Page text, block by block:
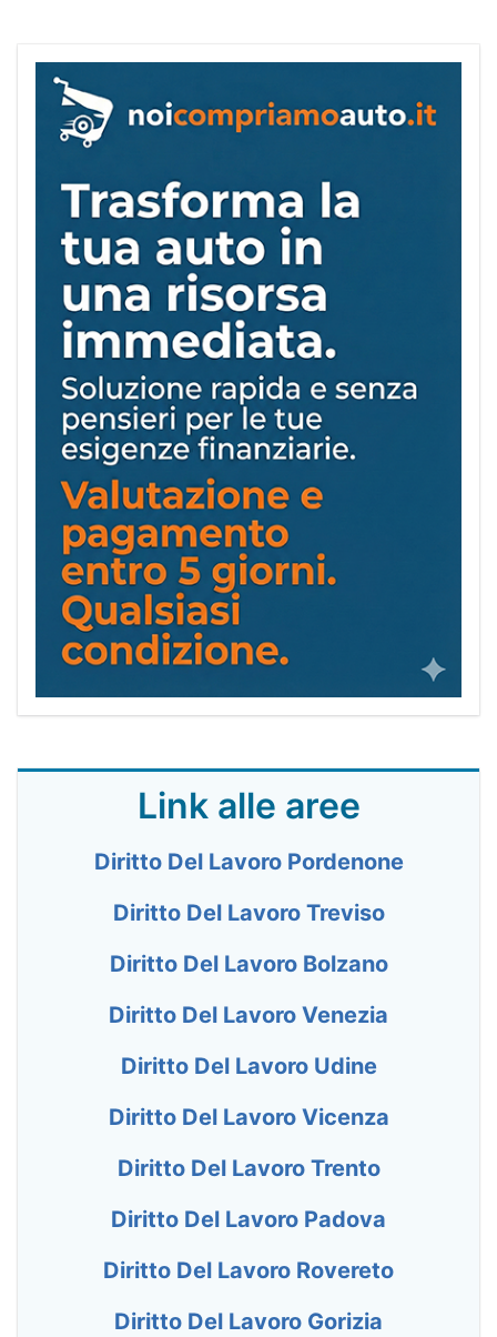
Link alle aree
Diritto Del Lavoro Pordenone
Diritto Del Lavoro Treviso
Diritto Del Lavoro Bolzano
Diritto Del Lavoro Venezia
Diritto Del Lavoro Udine
Diritto Del Lavoro Vicenza
Diritto Del Lavoro Trento
Diritto Del Lavoro Padova
Diritto Del Lavoro Rovereto
Diritto Del Lavoro Gorizia